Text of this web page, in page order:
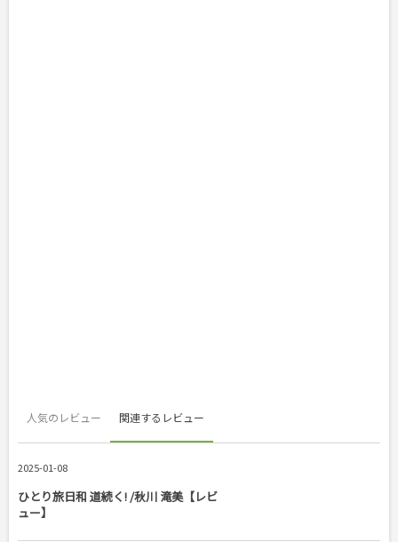
人気のレビュー 関連するレビュー
2025-01-08
ひとり旅日和 道続く! /秋川 滝美【レビ
ュー】